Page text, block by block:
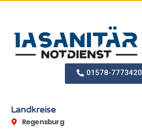
01578-7773420
Landkreise
Regensburg